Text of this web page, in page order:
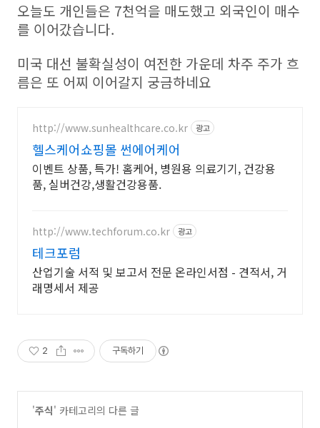
오늘도 개인들은 7천억을 매도했고 외국인이 매수
를 이어갔습니다.
미국 대선 불확실성이 여전한 가운데 차주 주가 흐
름은 또 어찌 이어갈지 궁금하네요
http://www.sunhealthcare.co.kr 광고
헬스케어쇼핑몰 썬에어케어
이벤트 상품, 특가! 홈케어, 병원용 의료기기, 건강용
품, 실버건강,생활건강용품.
http://www.techforum.co.kr 광고
테크포럼
산업기술 서적 및 보고서 전문 온라인서점 - 견적서, 거
래명세서 제공
2 구독하기
'주식' 카테고리의 다른 글